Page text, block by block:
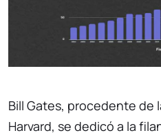
Bill Gates, procedente de
Harvard, se dedicó a la